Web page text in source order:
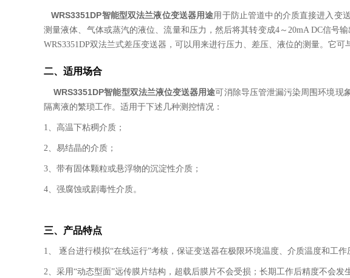
WRS3351DP智能型双法兰液位变送器用途用于防止管道中的介质直接进入变
测量液体、气体或蒸汽的液位、流量和压力，然后将其转变成4～20mA DC信号
WRS3351DP双法兰式差压变送器，可以用来进行压力、差压、液位的测量。它可
二、 适用场合
WRS3351DP智能型双法兰液位变送器用途可消除导压管泄漏污染周围环境现
隔离液的繁琐工作。适用于下述几种测控情况：
1、高温下粘稠介质；
2、易结晶的介质；
3、带有固体颗粒或悬浮物的沉淀性介质；
4、强腐蚀或剧毒性介质。
三、产品特点
1、 逐台进行模拟“在线运行”考核，保证变送器在极限环境温度、介质温度和工
2、采用“动态型面”远传膜片结构，超载后膜片不会受损；长期工作后精度不会发